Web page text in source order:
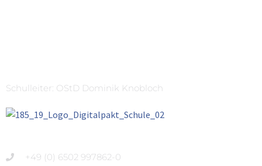
Schulleiter: OStD Dominik Knobloch
+49 (0) 6502 997862-0